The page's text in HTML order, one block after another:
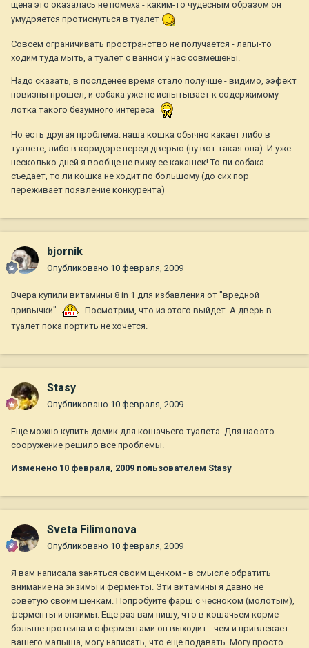
щена это оказалась не помеха - каким-то чудесным образом он
умудряется протиснуться в туалет
Совсем ограничивать пространство не получается - лапы-то
ходим туда мыть, а туалет с ванной у нас совмещены.
Надо сказать, в послденее время стало получше - видимо, ээфект
новизны прошел, и собака уже не испытывает к содержимому
лотка такого безумного интереса
Но есть другая проблема: наша кошка обычно какает либо в
туалете, либо в коридоре перед дверью (ну вот такая она). И уже
несколько дней я вообще не вижу ее какашек! То ли собака
съедает, то ли кошка не ходит по большому (до сих пор
переживает появление конкурента)
bjornik
Опубликовано 10 февраля, 2009
Вчера купили витамины 8 in 1 для избавления от "вредной
привычки"
Посмотрим, что из этого выйдет. А дверь в
туалет пока портить не хочется.
Stasy
Опубликовано 10 февраля, 2009
Еще можно купить домик для кошачьего туалета. Для нас это
сооружение решило все проблемы.
Изменено 10 февраля, 2009 пользователем Stasy
Sveta Filimonova
Опубликовано 10 февраля, 2009
Я вам написала заняться своим щенком - в смысле обратить
внимание на энзимы и ферменты. Эти витамины я давно не
советую своим щенкам. Попробуйте фарш с чесноком (молотым),
ферменты и энзимы. Еще раз вам пишу, что в кошачьем корме
больше протеина и с ферментами он выходит - чем и привлекает
вашего малыша, могу написать, что еще подавать. Могу просто